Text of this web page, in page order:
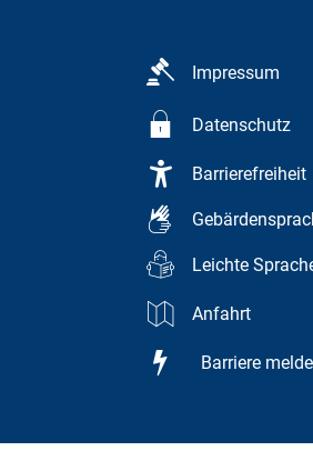
Impressum
Datenschutz
Barrierefreiheit
Leichte
Anfahrt
Barriere